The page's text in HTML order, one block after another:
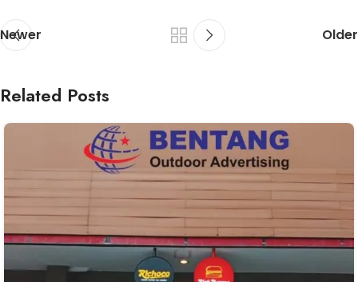
Newer Older
Related Posts